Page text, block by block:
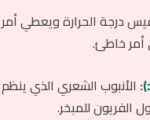
درجة الحرارة ويعطي
أمر خاطئ.
الأنبوب الشعري الذي
الفريون للمبخر.